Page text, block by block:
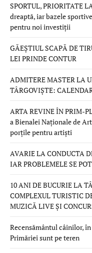
SPORTUL, PRIORITATE
dreaptă, iar bazele
pentru noi investiții
GĂEȘTIUL SCAPĂ DE
LEI PRINDE CONTUR
ADMITERE MASTER LA
TÂRGOVIȘTE:
ARTA REVINE ÎN PRIM-
a Bienalei Naționale de
porțile pentru artiști
AVARIE LA CONDUCTA
IAR PROBLEMELE SE
10 ANI DE BUCURIE LA
COMPLEXUL TURISTIC
MUZICĂ LIVE ȘI
Recensământul câinilor,
Primăriei sunt pe teren